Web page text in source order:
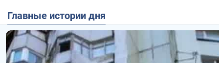
Главные истории дня